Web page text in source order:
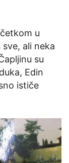
u
ali neka
su
Edin
ističe